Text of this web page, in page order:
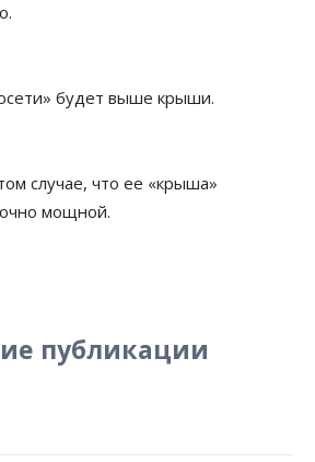
будет выше крыши.
случае, что ее «крыша»
мощной.
публикации